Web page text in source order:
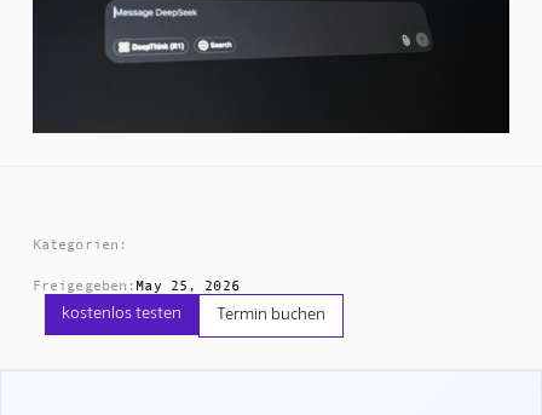
Kategorien:
Freigegeben: May 25, 2026
kostenlos testen Termin buchen